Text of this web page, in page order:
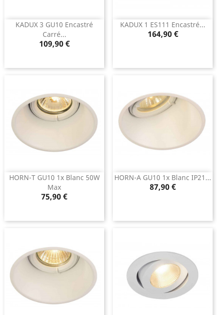
KADUX 3 GU10 Encastré
Carré...
Prix
109,90 €
KADUX 1 ES111 Encastré...
Prix
164,90 €
HORN-T GU10 1x Blanc 50W
Max
Prix
75,90 €
HORN-A GU10 1x Blanc IP21...
Prix
87,90 €